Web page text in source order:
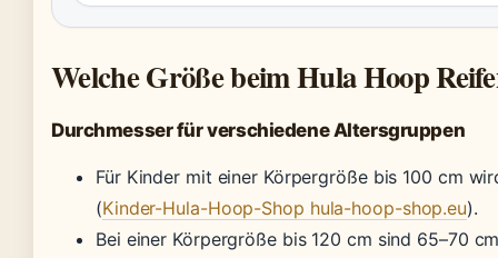
Welche Größe beim Hula Hoop
Durchmesser für verschiedene Altersgruppen
Für Kinder mit einer Körpergröße bis 100 cm
(Kinder-Hula-Hoop-Shop hula-hoop-shop.eu).
Bei einer Körpergröße bis 120 cm sind 65–70